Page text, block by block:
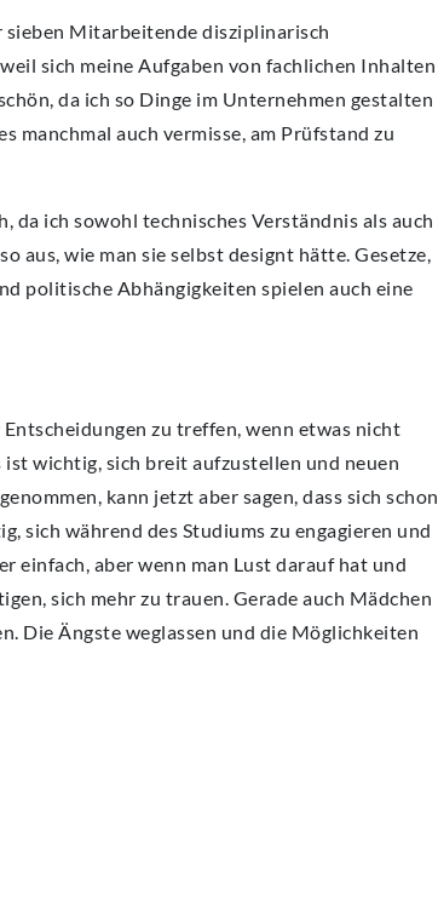
sieben Mitarbeitende disziplinarisch
sich meine Aufgaben von fachlichen Inhalten
da ich so Dinge im Unternehmen gestalten
manchmal auch vermisse, am Prüfstand zu
ich sowohl technisches Verständnis als auch
aus, wie man sie selbst designt hätte. Gesetze,
politische Abhängigkeiten spielen auch eine
zu treffen, wenn etwas nicht
wichtig, sich breit aufzustellen und neuen
kann jetzt aber sagen, dass sich schon
sich während des Studiums zu engagieren und
einfach, aber wenn man Lust darauf hat und
sich mehr zu trauen. Gerade auch Mädchen
Die Ängste weglassen und die Möglichkeiten